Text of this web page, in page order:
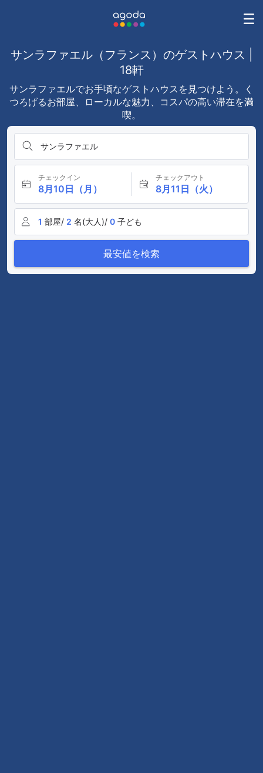
サンラファエル（フランス）のゲストハウス |
18軒
サンラファエルでお手頃なゲストハウスを見つけよう。く
つろげるお部屋、ローカルな魅力、コスパの高い滞在を満
喫。
サンラファエル
チェックイン
8月10日（月）
チェックアウト
8月11日（火）
1 部屋/ 2 名(大人)/ 0 子ども
最安値を検索